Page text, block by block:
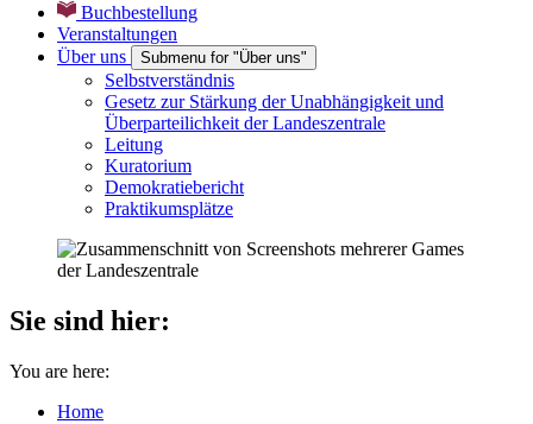
Buchbestellung
Veranstaltungen
Über uns
Submenu for "Über uns"
Selbstverständnis
Gesetz zur Stärkung der Unabhängigkeit und
Überparteilichkeit der Landeszentrale
Leitung
Kuratorium
Demokratiebericht
Praktikumsplätze
Sie sind hier:
You are here:
Home